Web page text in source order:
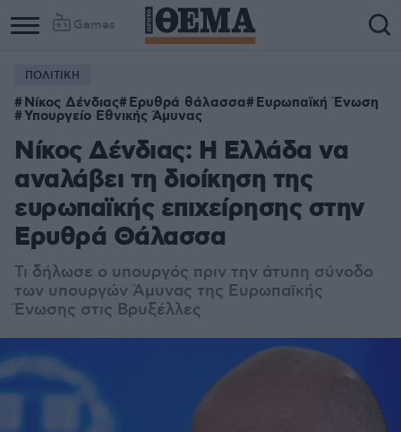
Games
ΠΟΛΙΤΙΚΗ
Νίκος Δένδιας Ερυθρά θάλασσα Ευρωπαϊκή Ένωση
Υπουργείο Εθνικής Άμυνας
Νίκος Δένδιας: Η Ελλάδα να
αναλάβει τη διοίκηση της
ευρωπαϊκής επιχείρησης στην
Ερυθρά Θάλασσα
Τι δήλωσε ο υπουργός πριν την άτυπη σύνοδο
των υπουργών Άμυνας της Ευρωπαϊκής
Ένωσης στις Βρυξέλλες